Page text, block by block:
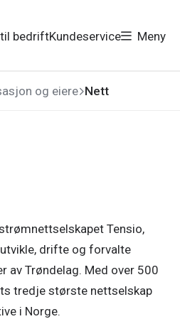
til bedriftKundeservice Meny
og eiere Nett
Tensio,
drifte og forvalte
av Trøndelag. Med over 500
tredje største nettselskap
i Norge.